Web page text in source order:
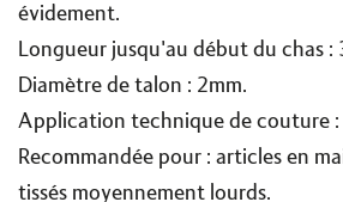
évidement.
Longueur jusqu'au début du chas :
Diamètre de talon : 2mm.
Application technique de couture
Recommandée pour : articles en
tissés moyennement lourds.